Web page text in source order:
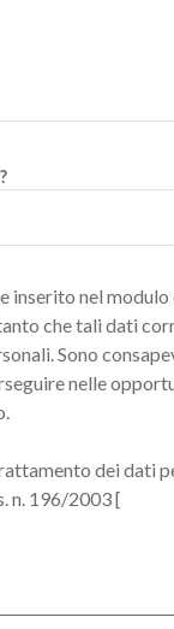
inserito nel
che tali dati
Sono
nelle
dei dati
n. 196/2003 [